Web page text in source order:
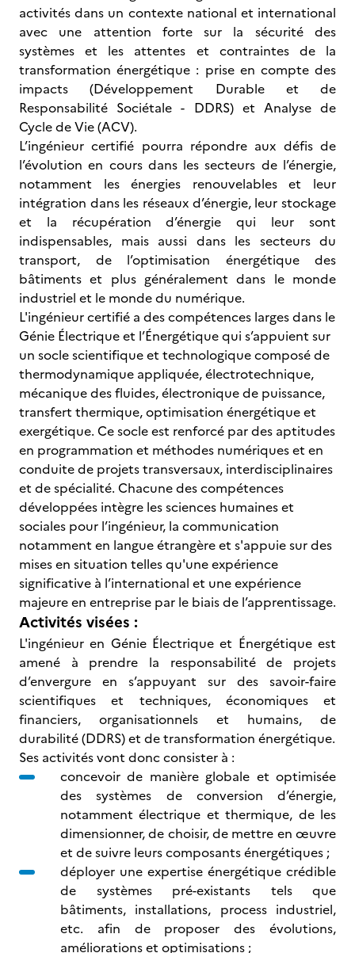
activités dans un contexte national et international
avec une attention forte sur la sécurité des
systèmes et les attentes et contraintes de la
transformation énergétique : prise en compte des
impacts (Développement Durable et de
Responsabilité Sociétale - DDRS) et Analyse de
Cycle de Vie (ACV).
L’ingénieur certifié pourra répondre aux défis de
l’évolution en cours dans les secteurs de l’énergie,
notamment les énergies renouvelables et leur
intégration dans les réseaux d’énergie, leur stockage
et la récupération d’énergie qui leur sont
indispensables, mais aussi dans les secteurs du
transport, de l’optimisation énergétique des
bâtiments et plus généralement dans le monde
industriel et le monde du numérique.
L'ingénieur certifié a des compétences larges dans le
Génie Électrique et l’Énergétique qui s’appuient sur
un socle scientifique et technologique composé de
thermodynamique appliquée, électrotechnique,
mécanique des fluides, électronique de puissance,
transfert thermique, optimisation énergétique et
exergétique. Ce socle est renforcé par des aptitudes
en programmation et méthodes numériques et en
conduite de projets transversaux, interdisciplinaires
et de spécialité. Chacune des compétences
développées intègre les sciences humaines et
sociales pour l’ingénieur, la communication
notamment en langue étrangère et s'appuie sur des
mises en situation telles qu'une expérience
significative à l’international et une expérience
majeure en entreprise par le biais de l’apprentissage.
Activités visées :
L'ingénieur en Génie Électrique et Énergétique est
amené à prendre la responsabilité de projets
d’envergure en s’appuyant sur des savoir-faire
scientifiques et techniques, économiques et
financiers, organisationnels et humains, de
durabilité (DDRS) et de transformation énergétique.
Ses activités vont donc consister à :
concevoir de manière globale et optimisée
des systèmes de conversion d’énergie,
notamment électrique et thermique, de les
dimensionner, de choisir, de mettre en œuvre
et de suivre leurs composants énergétiques ;
déployer une expertise énergétique crédible
de systèmes pré-existants tels que
bâtiments, installations, process industriel,
etc. afin de proposer des évolutions,
améliorations et optimisations ;